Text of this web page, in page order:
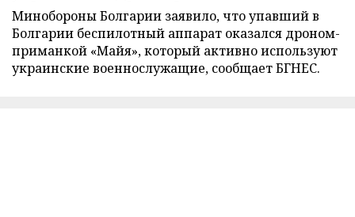
Минобороны Болгарии заявило, что упавший в
Болгарии беспилотный аппарат оказался дроном-
приманкой «Майя», который активно используют
украинские военнослужащие, сообщает БГНЕС.